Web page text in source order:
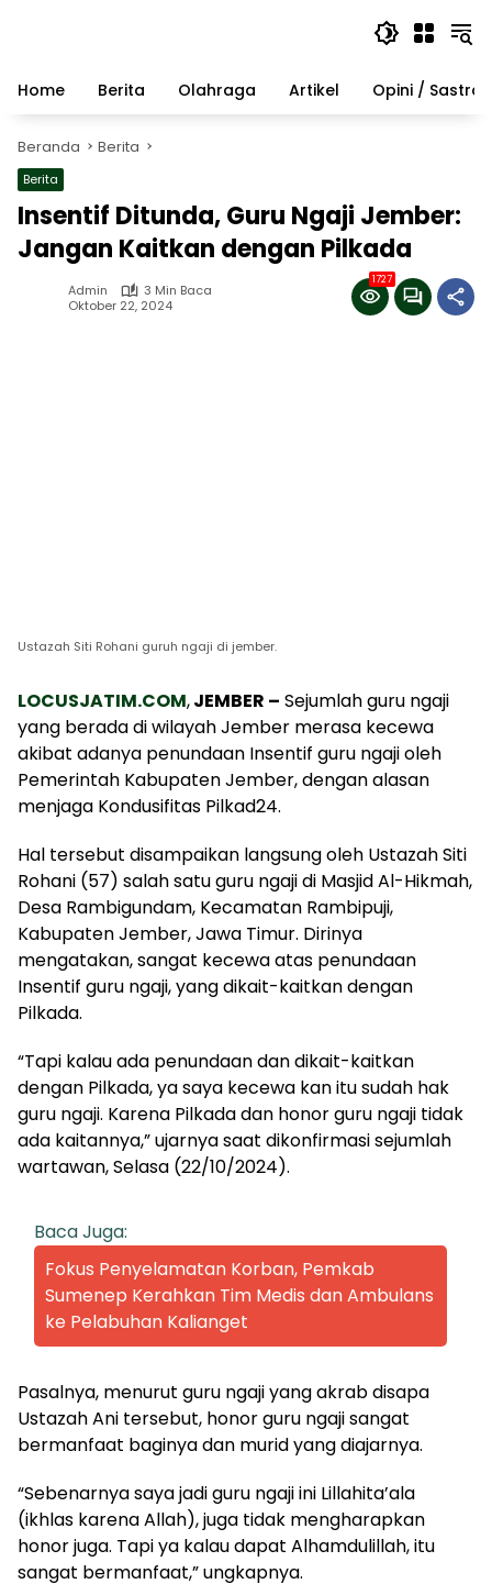
Home
Berita Olahraga Artikel Opini / Sastra
Beranda Berita
Berita
Insentif Ditunda, Guru Ngaji Jember:
Jangan Kaitkan dengan Pilkada
Admin
3 Min Baca
Oktober 22, 2024
1727
Ustazah Siti Rohani guruh ngaji di jember.
LOCUSJATIM.COM,JEMBER – Sejumlah guru ngaji
yang berada di wilayah Jember merasa kecewa
akibat adanya penundaan Insentif guru ngaji oleh
Pemerintah Kabupaten Jember, dengan alasan
menjaga Kondusifitas Pilkad24.
Hal tersebut disampaikan langsung oleh Ustazah Siti
Rohani (57) salah satu guru ngaji di Masjid Al-Hikmah,
Desa Rambigundam, Kecamatan Rambipuji,
Kabupaten Jember, Jawa Timur. Dirinya
mengatakan, sangat kecewa atas penundaan
Insentif guru ngaji, yang dikait-kaitkan dengan
Pilkada.
“Tapi kalau ada penundaan dan dikait-kaitkan
dengan Pilkada, ya saya kecewa kan itu sudah hak
guru ngaji. Karena Pilkada dan honor guru ngaji tidak
ada kaitannya,” ujarnya saat dikonfirmasi sejumlah
wartawan, Selasa (22/10/2024).
Baca Juga:
Fokus Penyelamatan Korban, Pemkab
Sumenep Kerahkan Tim Medis dan Ambulans
ke Pelabuhan Kalianget
Pasalnya, menurut guru ngaji yang akrab disapa
Ustazah Ani tersebut, honor guru ngaji sangat
bermanfaat baginya dan murid yang diajarnya.
“Sebenarnya saya jadi guru ngaji ini Lillahita’ala
(ikhlas karena Allah), juga tidak mengharapkan
honor juga. Tapi ya kalau dapat Alhamdulillah, itu
sangat bermanfaat,” ungkapnya.